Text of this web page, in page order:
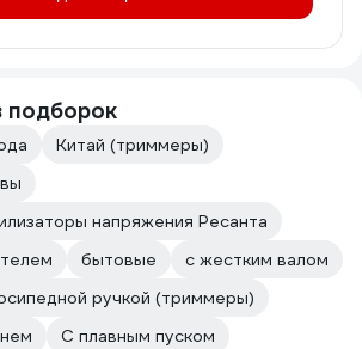
подборок
Китай (триммеры)
напряжения Ресанта
бытовые
с жестким валом
ручкой (триммеры)
С плавным пуском